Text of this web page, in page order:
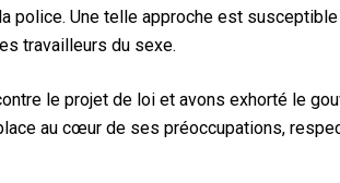
police. Une telle approche est
travailleurs du sexe.
le projet de loi et avons exhorté le
au cœur de ses préoccupations,